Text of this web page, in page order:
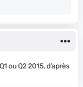
ou Q2 2015, d’après